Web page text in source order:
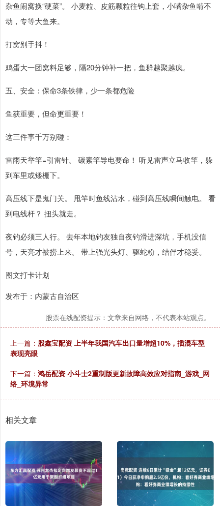
杂鱼闹窝换“硬菜”。 小麦粒、皮筋颗粒往钩上套，小嘴杂鱼啃不
动，专等大鱼来。
打窝别手抖！
鸡蛋大一团窝料足够，隔20分钟补一把，鱼群越聚越疯。
五、安全：保命3条铁律，少一条都危险
鱼获重要，但命更重要！
这三件事千万别碰：
雷雨天举竿=引雷针。 碳素竿导电要命！ 听见雷声立马收竿，躲
到车里或矮棚下。
高压线下是鬼门关。 甩竿时鱼线沾水，碰到高压线瞬间触电。 看
到电线杆？ 扭头就走。
夜钓必须三人行。 去年本地钓友独自夜钓滑进深坑，手机没信
号，天亮才被捞上来。 带上强光头灯、驱蛇粉，结伴才稳妥。
图文打卡计划
发布于：内蒙古自治区
股票在线配资提示：文章来自网络，不代表本站观点。
上一篇： 股鑫宝配资 上半年我国汽车出口量增超10%，插混车型
表现亮眼
下一篇： 鸿岳配资 小斗士2重制版更新故障高效应对指南_游戏_网
络_环境异常
相关文章